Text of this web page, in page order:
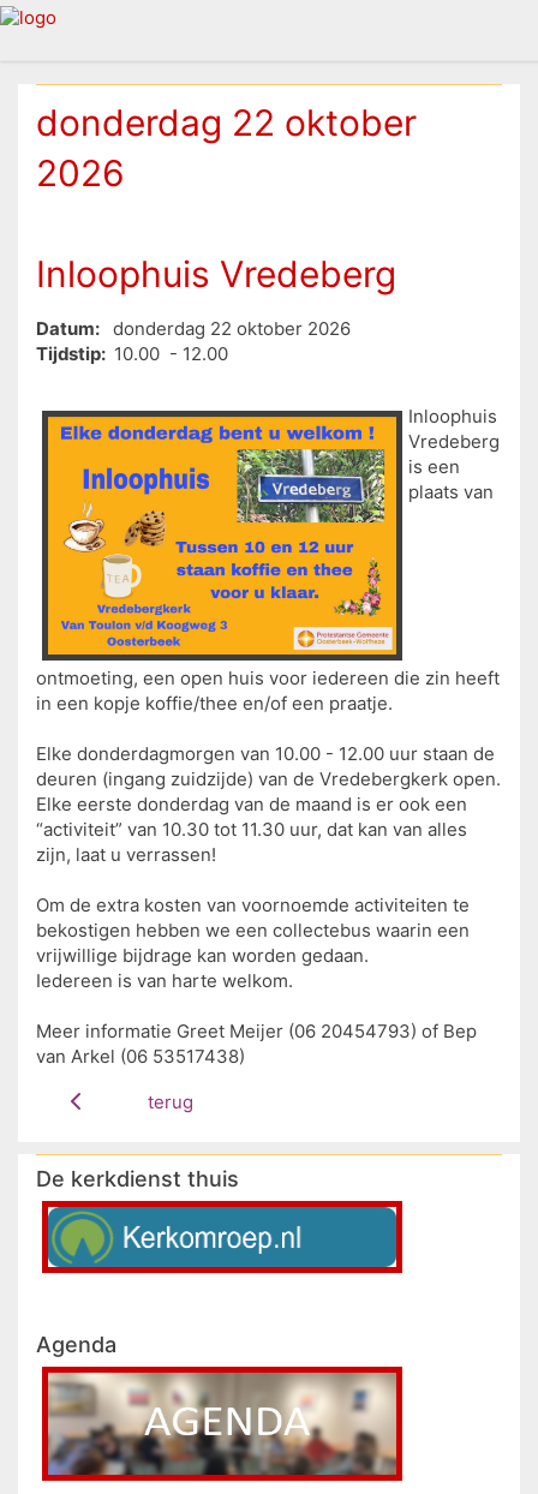
donderdag 22 oktober
2026
Inloophuis Vredeberg
Datum:
donderdag 22 oktober 2026
Tijdstip: 10.00 - 12.00
Inloophuis
Vredeberg
is een
plaats van
ontmoeting, een open huis voor iedereen die zin heeft
in een kopje koffie/thee en/of een praatje.
Elke donderdagmorgen van 10.00 - 12.00 uur staan de
deuren (ingang zuidzijde) van de Vredebergkerk open.
Elke eerste donderdag van de maand is er ook een
“activiteit” van 10.30 tot 11.30 uur, dat kan van alles
zijn, laat u verrassen!
Om de extra kosten van voornoemde activiteiten te
bekostigen hebben we een collectebus waarin een
vrijwillige bijdrage kan worden gedaan.
Iedereen is van harte welkom.
Meer informatie Greet Meijer (06 20454793) of Bep
van Arkel (06 53517438)
terug
De kerkdienst thuis
Agenda